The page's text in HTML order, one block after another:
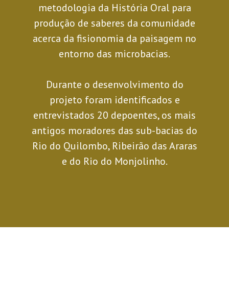
metodologia da História Oral para
produção de saberes da comunidade
acerca da fisionomia da paisagem no
entorno das microbacias.
Durante o desenvolvimento do
projeto foram identificados e
entrevistados 20 depoentes, os mais
antigos moradores das sub-bacias do
Rio do Quilombo, Ribeirão das Araras
e do Rio do Monjolinho.